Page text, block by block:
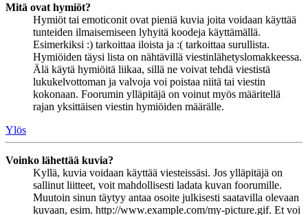
Mitä ovat hymiöt?
Hymiöt tai emoticonit ovat pieniä kuvia joita voidaan käyttää
tunteiden ilmaisemiseen lyhyitä koodeja käyttämällä.
Esimerkiksi :) tarkoittaa iloista ja :( tarkoittaa surullista.
Hymiöiden täysi lista on nähtävillä viestinlähetyslomakkeessa.
Älä käytä hymiöitä liikaa, sillä ne voivat tehdä viestistä
lukukelvottoman ja valvoja voi poistaa niitä tai viestin
kokonaan. Foorumin ylläpitäjä on voinut myös määritellä
rajan yksittäisen viestin hymiöiden määrälle.
Ylös
Voinko lähettää kuvia?
Kyllä, kuvia voidaan käyttää viesteissäsi. Jos ylläpitäjä on
sallinut liitteet, voit mahdollisesti ladata kuvan foorumille.
Muutoin sinun täytyy antaa osoite julkisesti saatavilla olevaan
kuvaan, esim. http://www.example.com/my-picture.gif. Et voi